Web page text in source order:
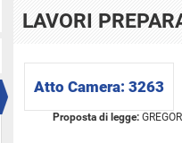
LAVORI
Atto Camera: 3263
Proposta di legge: